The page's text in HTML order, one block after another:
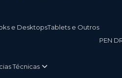
e Desktops Tablets e Outros
PEN
Técnicas